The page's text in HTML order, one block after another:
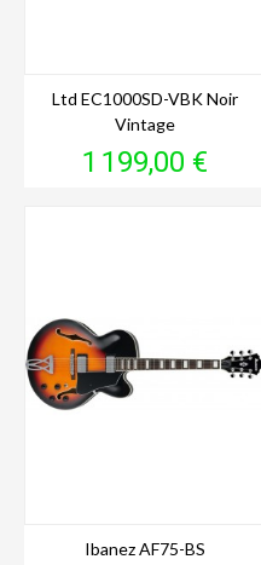
Ltd EC1000SD-VBK Noir
Vintage
Prix
1 199,00 €
Ibanez AF75-BS